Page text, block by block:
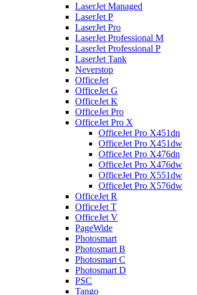
LaserJet Managed
LaserJet P
LaserJet Pro
LaserJet Professional M
LaserJet Professional P
LaserJet Tank
Neverstop
OfficeJet
OfficeJet G
OfficeJet K
OfficeJet Pro
OfficeJet Pro X
OfficeJet Pro X451dn
OfficeJet Pro X451dw
OfficeJet Pro X476dn
OfficeJet Pro X476dw
OfficeJet Pro X551dw
OfficeJet Pro X576dw
OfficeJet R
OfficeJet T
OfficeJet V
PageWide
Photosmart
Photosmart B
Photosmart C
Photosmart D
PSC
Tango